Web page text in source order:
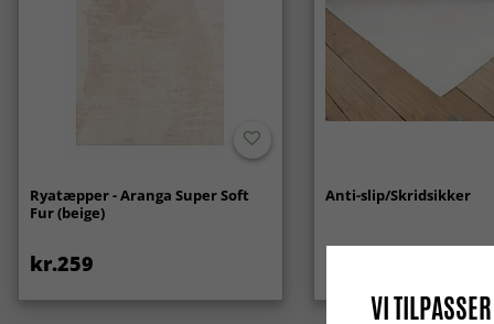
Ryatæpper - Aranga Super Soft
Fur (beige)
kr.259
Anti-slip/Skridsikker
VI